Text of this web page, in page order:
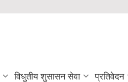
विधुतीय शुसासन सेवा प्रतिवेदन